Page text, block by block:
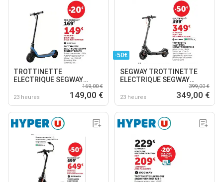
TROTTINETTE
ELECTRIQUE SEGWAY
23 heures
169,00 €
149,00 €
-50€
SEGWAY TROTTINETTE
ELECTRIQUE SEGWAY
23 heures
399,00 €
349,00 €